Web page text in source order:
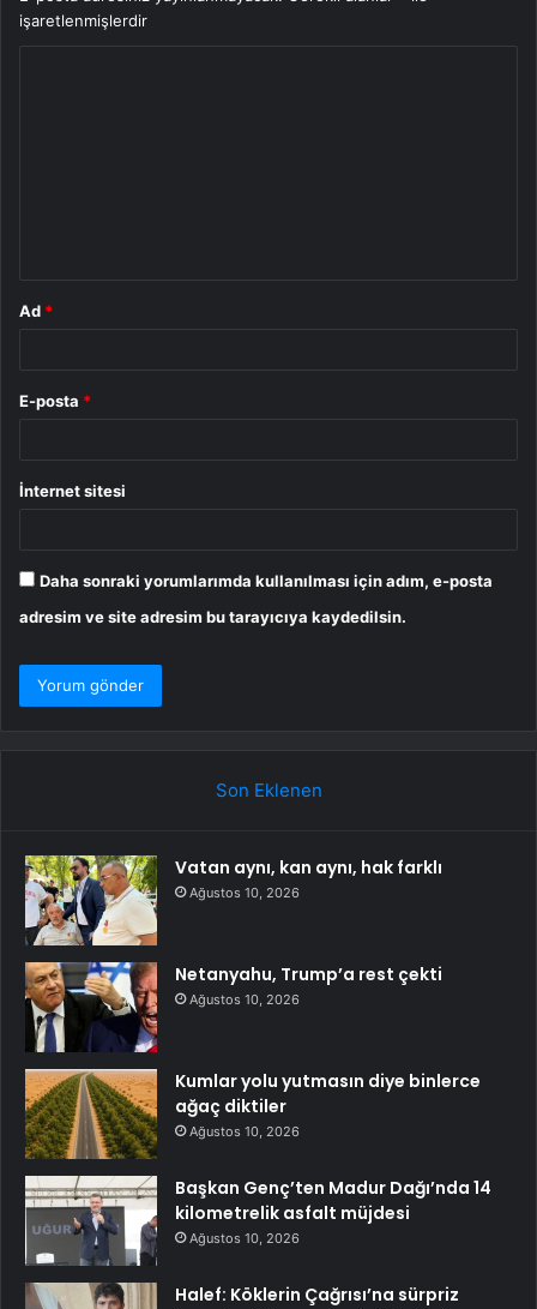
işaretlenmişlerdir
Ad *
E-posta *
İnternet sitesi
Daha sonraki yorumlarımda kullanılması için adım, e-posta
adresim ve site adresim bu tarayıcıya kaydedilsin.
Son Eklenen
Vatan aynı, kan aynı, hak farklı
Ağustos 10, 2026
Netanyahu, Trump’a rest çekti
Ağustos 10, 2026
Kumlar yolu yutmasın diye binlerce
ağaç diktiler
Ağustos 10, 2026
Başkan Genç’ten Madur Dağı’nda 14
kilometrelik asfalt müjdesi
Ağustos 10, 2026
Halef: Köklerin Çağrısı’na sürpriz